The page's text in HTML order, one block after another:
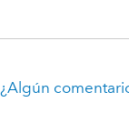
¿Algún